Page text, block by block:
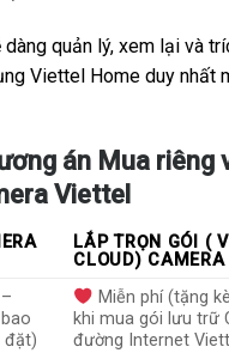
dàng quản lý, xem lại và
Viettel Home duy nhất
án Mua riêng
Viettel
LẮP TRỌN GÓI (
CLOUD) CAMERA
đặt)
Miễn phí (tặng
khi mua gói lưu trữ
đường Internet